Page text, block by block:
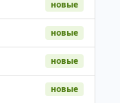
новые
новые
новые
новые